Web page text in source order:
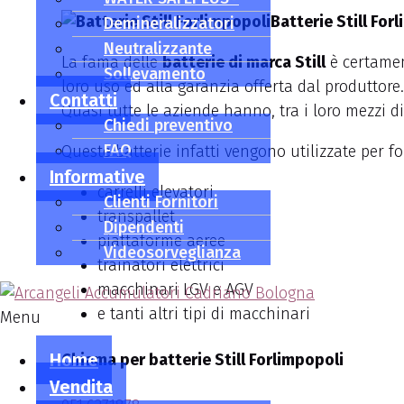
Demineralizzatori
Neutralizzante
Sollevamento
Contatti
Chiedi preventivo
FAQ
Informative
Clienti Fornitori
Dipendenti
Videosorveglianza
Menu
Home
Vendita
Batterie Still
La fama dellebatterie di marca Stillè
loro uso ed alla garanzia offerta dal produttore.
Quasi tutte le aziende hanno, tra i loro mezzi
Queste batterie infatti vengono utilizzate per
carrelli elevatori
transpallet
piattaforme aeree
trainatori elettrici
macchinari LGV e AGV
e tanti altri tipi di macchinari
Chiama per batterie Still Forlimpopoli